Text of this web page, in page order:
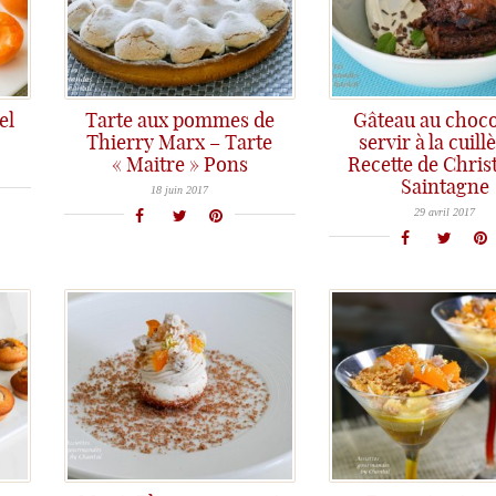
Tarte aux pommes de
Thierry Marx – Tarte
« Maitre » Pons
La Tarte Maître de Thierry Marx... Une recette crousti-fondante qui fait craquer!
18 juin 2017
Gâteau au
servir à la
Recette de
Saintagne
La recette du fameux gâteau au chocolat à servir à la cuillère de Christophe Saintagne...
29 avril 2017